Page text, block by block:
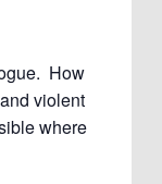
How
violent
where